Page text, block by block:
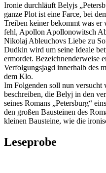
Ironie durchläuft Belyjs
ganze Plot ist eine Farce, bei
Treiben keiner bekommt was
fehl, Apollon Apollonowitsch
Nikolaj Ableuchovs Liebe zu
Dudkin wird um seine Ideale
ermordet. Bezeichnenderweise
Verfolgungsjagd innerhalb des
dem Klo.
Im Folgenden soll nun
beschreiben, die Belyj in den
seines Romans „Petersburg“
den großen Bausteinen des
kleinen Bausteine, wie die
Leseprobe